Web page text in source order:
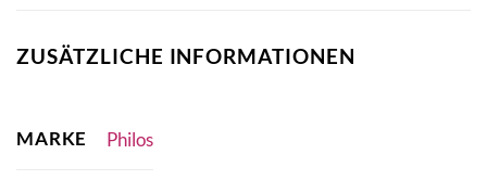
ZUSÄTZLICHE INFORMATIONEN
MARKE Philos